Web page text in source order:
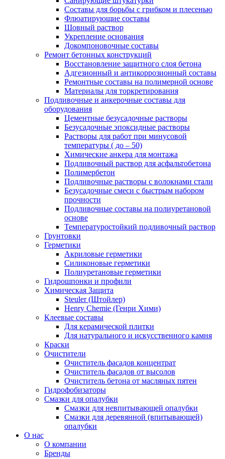
Составы для борьбы с грибком и плесенью
Флюатирующие составы
Шовный раствор
Укрепление основания
Докомпоновочные составы
Ремонт бетонных конструкций
Восстановление защитного слоя бетона
Адгезионный и антикоррозионный составы
Ремонтные составы на полимерной основе
Материалы для торкретирования
Подливочные и анкерочные составы для
оборудования
Цементные безусадочные растворы
Безусадочные эпоксидные растворы
Растворы для работ при минусовой
температуры ( до – 50)
Химические анкера для монтажа
Подливочный раствор для асфальтобетона
Полимербетон
Подливочные растворы с волокнами стали
Безусадочные смеси с быстрым набором
прочности
Подливочные составы на полиуретановой
основе
Температуростойкий подливочный раствор
Грунтовки
Герметики
Акриловые герметики
Силиконовые герметики
Полиуретановые герметики
Гидрошпонки и профили
Химическая Защита
Steuler (Штойлер)
Henry Chemie (Генри Хими)
Клеевые составы
Для керамической плитки
Для натурального и искусственного камня
Краски
Очистители
Очиститель фасадов концентрат
Очиститель фасадов от высолов
Очиститель бетона от масляных пятен
Гидрофобизаторы
Смазки для опалубки
Смазки для невпитывающей опалубки
Смазки для деревянной (впитывающей)
опалубки
О нас
О компании
Бренды